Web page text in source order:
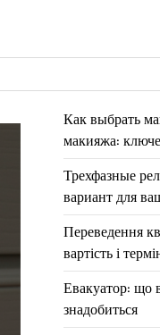
Как выбрать
макияжа:
Трехфазные
вариант для
Переведення
вартість і
Евакуатор: що
знадобиться